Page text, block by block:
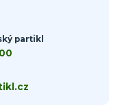
partikl